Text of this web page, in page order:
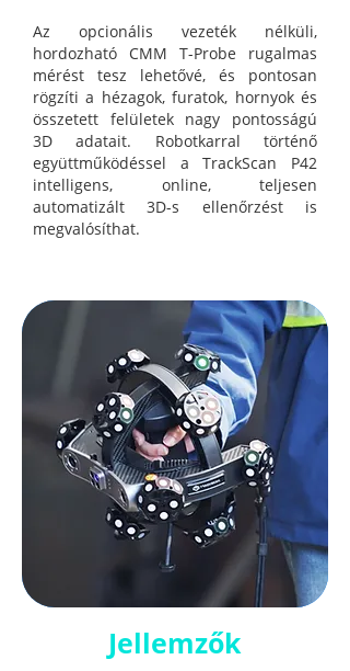
Az opcionális vezeték nélküli,
hordozható CMM T-Probe rugalmas
mérést tesz lehetővé, és pontosan
rögzíti a hézagok, furatok, hornyok és
összetett felületek nagy pontosságú
3D adatait. Robotkarral történő
együttműködéssel a TrackScan P42
intelligens, online, teljesen
automatizált 3D-s ellenőrzést is
megvalósíthat.
Jellemzők